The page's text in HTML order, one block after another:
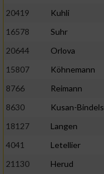
20419
Kuhli
16578
Suhr
20644
Orlova
15807
Köhnemann
8766
Reimann
8630
Kusan-Bindels
18127
Langen
4041
Letellier
21130
Herud